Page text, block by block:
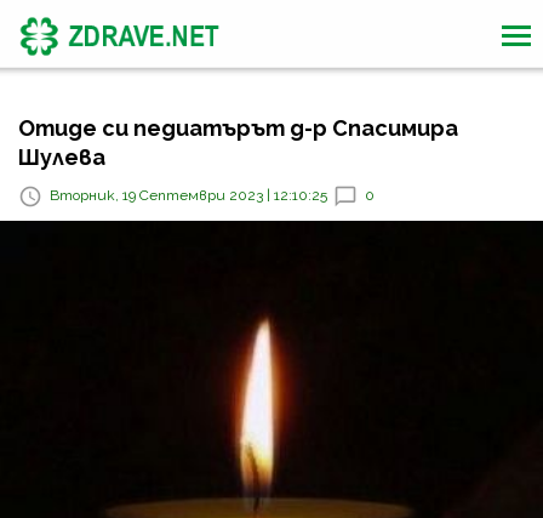
Отиде си педиатърът д-р Спасимира
Шулева
Вторник, 19 Септември 2023 | 12:10:25 0